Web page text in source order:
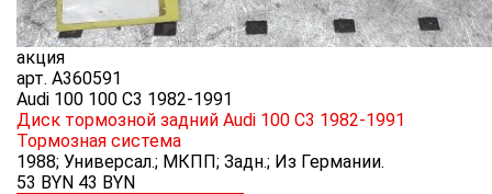
акция
арт. A360591
Audi 100 100 C3 1982-1991
Диск тормозной задний Audi 100 C3 1982-1991
Тормозная система
1988; Универсал.; МКПП; Задн.; Из Германии.
53 BYN 43 BYN